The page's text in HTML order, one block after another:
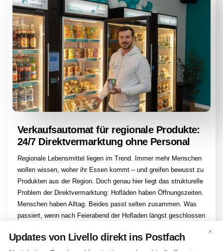
Verkaufsautomat für regionale Produkte:
24/7 Direktvermarktung ohne Personal
Regionale Lebensmittel liegen im Trend. Immer mehr Menschen
wollen wissen, woher ihr Essen kommt – und greifen bewusst zu
Produkten aus der Region. Doch genau hier liegt das strukturelle
Problem der Direktvermarktung: Hofläden haben Öffnungszeiten.
Menschen haben Alltag. Beides passt selten zusammen. Was
passiert, wenn nach Feierabend der Hofladen längst geschlossen
×
Updates von Livello direkt ins Postfach